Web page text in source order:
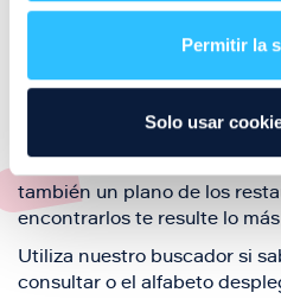
Permitir la
Solo usar
también de nuestra oferta
tu visita.
El este directorio de
también un plano de los
encontrarlos te resulte lo
Utiliza nuestro buscador si
consultar o el alfabeto